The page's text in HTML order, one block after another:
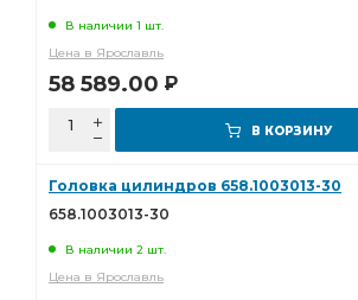
В наличии 1 шт.
Цена в Ярославль
58 589.00 Р
В КОРЗИНУ
Головка цилиндров 658.1003013-30
658.1003013-30
В наличии 2 шт.
Цена в Ярославль